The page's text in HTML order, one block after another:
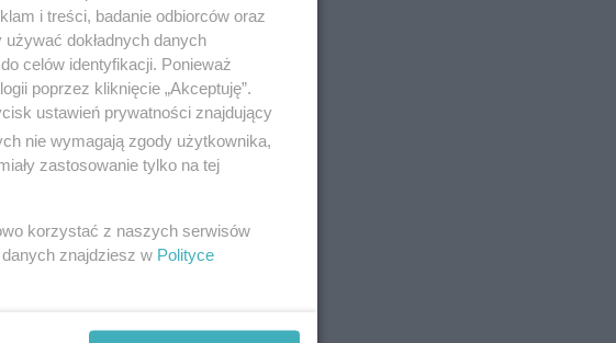
i treści, badanie odbiorców oraz
dokładnych danych
celów identyfikacji. Ponieważ
poprzez kliknięcie „Akceptuję”.
ustawień prywatności znajdujący
nie wymagają zgody użytkownika,
zastosowanie tylko na tej
korzystać z naszych serwisów
znajdziesz w Polityce